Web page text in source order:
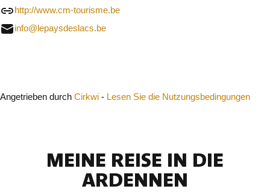
http://www.cm-tourisme.be
info@lepaysdeslacs.be
Angetrieben durch Cirkwi - Lesen Sie die Nutzungsbedingungen
MEINE REISE IN DIE
ARDENNEN